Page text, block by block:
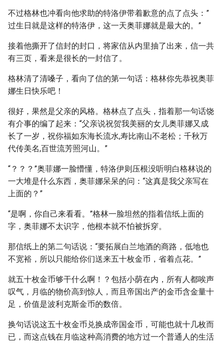
不过格林也冲看向他求助的特洛伊带着歉意的点了点头：”
过生日就是这样的特洛伊，这一天奥菲娜就是最大的。”
接着他撕开了信封的封口，将家信从内里抽了出来，信一共
有三页，看来是很长的一封信了。
格林清了清嗓子，看向了信的第一句话：格林你先恭祝奥菲
娜生日快乐吧！
很好，果然是父亲的风格。格林点了点头，指着那一句话饶
有介事的编了起来：“父亲说祝贺我美丽的女儿奥菲娜又成
长了一岁，祝你福如东海长流水,寿比南山不老松；千秋万
代传美名,百世流芳照河山。”
“？？？”奥菲娜一脸懵懂，特洛伊则压根没听明白格林说的
一大堆是什么东西，奥菲娜呆呆的问：“这真是我父亲写在
上面的？”
“是啊，你自己来看看。”格林一脸坦然的指着信纸上面的
字，奥菲娜不太识字，他根本就不怕被拆穿。
那信纸上的第二句话说：“要拓展白兰地酒的商路，低地也
不宽裕，所以只能给你们送来五十枚金币，省着点花。”
就五十枚金币够干什么啊！？包括小荫在内，所有人都唉声
叹气，月临的物价高到惊人，而且帝国出产的金币含金量十
足，价值是波利克斯金币的数倍。
换句话说这五十枚金币兑换成帝国金币，可能也就十几枚而
已，而这点钱在月临这种高消费的地方过一个普通人的生活